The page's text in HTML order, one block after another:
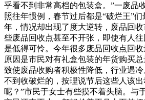
乎看不到非常高档的包装盒。”一废
照往年惯例，春节过后都是“破烂王”
年，情况却出现了度大逆转，废品回
些废品回收点甚至不开张，即使有人
是低得可怜。今年很多废品回收点回
原因是市民对有礼盒包装的年货购买总
致使废品收购者积极性降低，行业
不到收破烂的，按理说节后这些人该
呢？”市民于女士有些摸不着头脑。与